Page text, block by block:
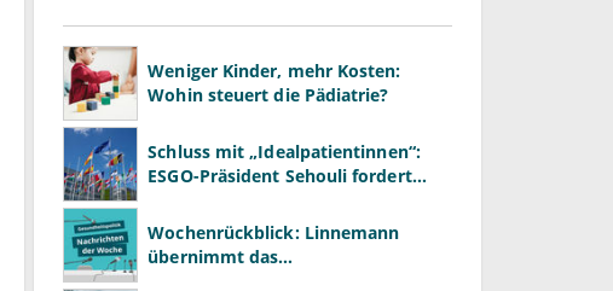
Weniger Kinder, mehr Kosten:
Wohin steuert die Pädiatrie?
Schluss mit „Idealpatientinnen“:
ESGO-Präsident Sehouli fordert
Wochenrückblick: Linnemann
übernimmt das